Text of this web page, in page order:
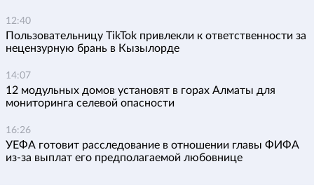
12:40
Пользовательницу TikTok привлекли к ответственности за
нецензурную брань в Кызылорде
14:07
12 модульных домов установят в горах Алматы для
мониторинга селевой опасности
16:26
УЕФА готовит расследование в отношении главы ФИФА
из-за выплат его предполагаемой любовнице